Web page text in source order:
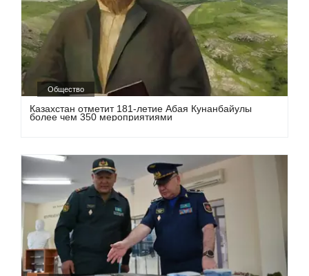
Общество
Казахстан отметит 181-летие Абая Кунанбайулы
более чем 350 мероприятиями